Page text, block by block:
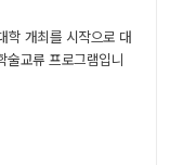
학 개최를 시작으로 대
술교류 프로그램입니